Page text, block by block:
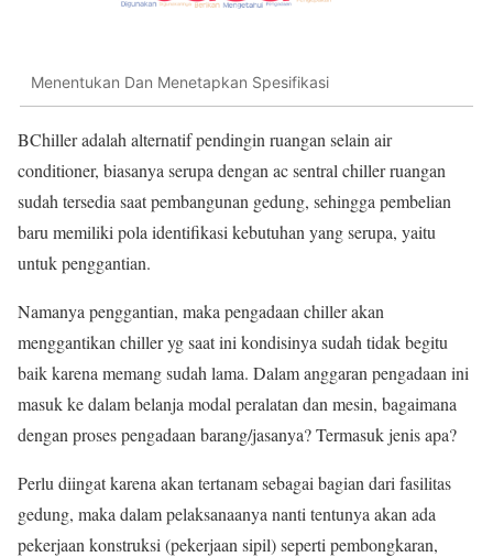
Menentukan Dan Menetapkan Spesifikasi
BChiller adalah alternatif pendingin ruangan selain air
conditioner, biasanya serupa dengan ac sentral chiller ruangan
sudah tersedia saat pembangunan gedung, sehingga pembelian
baru memiliki pola identifikasi kebutuhan yang serupa, yaitu
untuk penggantian.
Namanya penggantian, maka pengadaan chiller akan
menggantikan chiller yg saat ini kondisinya sudah tidak begitu
baik karena memang sudah lama. Dalam anggaran pengadaan ini
masuk ke dalam belanja modal peralatan dan mesin, bagaimana
dengan proses pengadaan barang/jasanya? Termasuk jenis apa?
Perlu diingat karena akan tertanam sebagai bagian dari fasilitas
gedung, maka dalam pelaksanaanya nanti tentunya akan ada
pekerjaan konstruksi (pekerjaan sipil) seperti pembongkaran,